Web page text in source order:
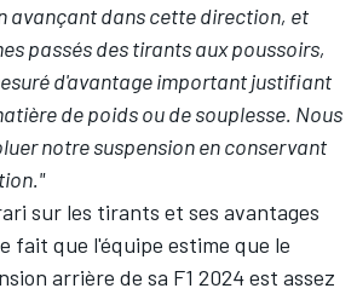
avançant dans cette direction, et
passés des tirants aux poussoirs,
d'avantage important justifiant
de poids ou de souplesse. Nous
notre suspension en conservant
sur les tirants et ses avantages
fait que l'équipe estime que le
arrière de sa F1 2024 est assez